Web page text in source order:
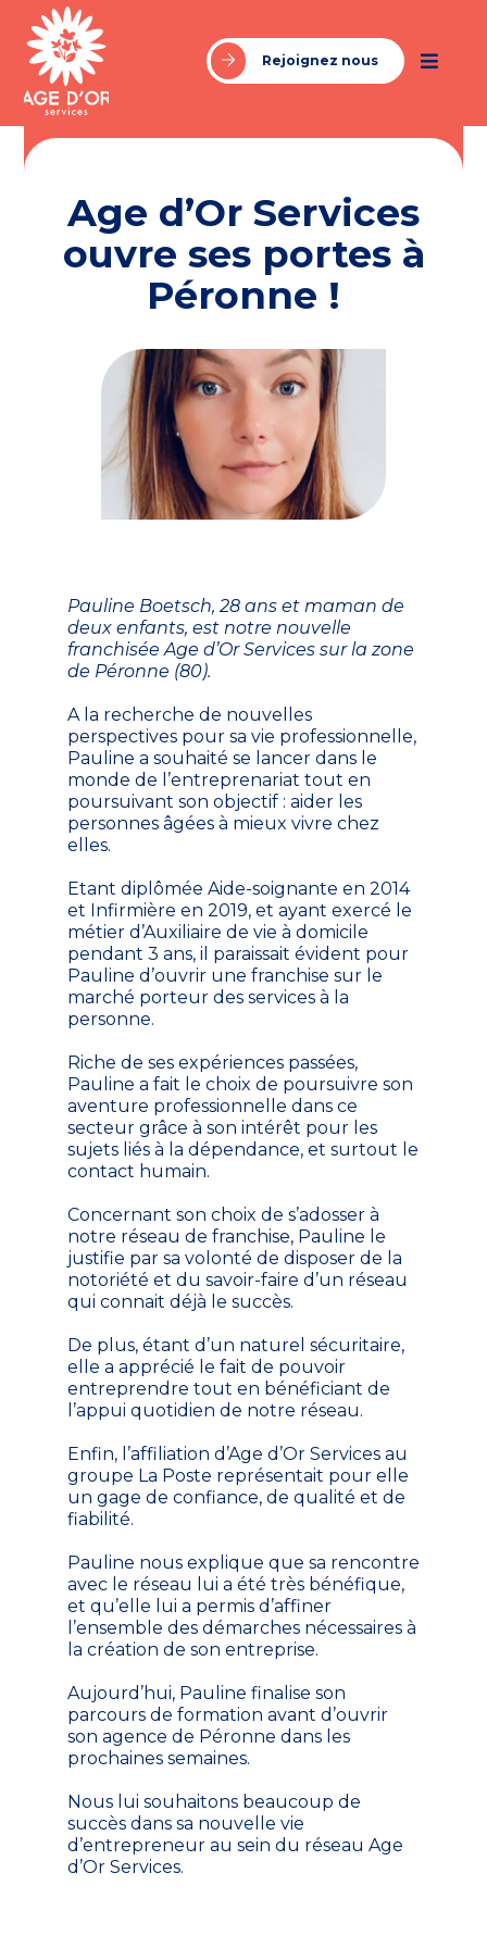
Rejoignez nous
Age d’Or Services
ouvre ses portes à
Péronne !
Pauline Boetsch, 28 ans et maman de
deux enfants, est notre nouvelle
franchisée Age d’Or Services sur la zone
de Péronne (80).
A la recherche de nouvelles
perspectives pour sa vie professionnelle,
Pauline a souhaité se lancer dans le
monde de l’entreprenariat tout en
poursuivant son objectif : aider les
personnes âgées à mieux vivre chez
elles.
Etant diplômée Aide-soignante en 2014
et Infirmière en 2019, et ayant exercé le
métier d’Auxiliaire de vie à domicile
pendant 3 ans, il paraissait évident pour
Pauline d’ouvrir une franchise sur le
marché porteur des services à la
personne.
Riche de ses expériences passées,
Pauline a fait le choix de poursuivre son
aventure professionnelle dans ce
secteur grâce à son intérêt pour les
sujets liés à la dépendance, et surtout le
contact humain.
Concernant son choix de s’adosser à
notre réseau de franchise, Pauline le
justifie par sa volonté de disposer de la
notoriété et du savoir-faire d’un réseau
qui connait déjà le succès.
De plus, étant d’un naturel sécuritaire,
elle a apprécié le fait de pouvoir
entreprendre tout en bénéficiant de
l’appui quotidien de notre réseau.
Enfin, l’affiliation d’Age d’Or Services au
groupe La Poste représentait pour elle
un gage de confiance, de qualité et de
fiabilité.
Pauline nous explique que sa rencontre
avec le réseau lui a été très bénéfique,
et qu’elle lui a permis d’affiner
l’ensemble des démarches nécessaires à
la création de son entreprise.
Aujourd’hui, Pauline finalise son
parcours de formation avant d’ouvrir
son agence de Péronne dans les
prochaines semaines.
Nous lui souhaitons beaucoup de
succès dans sa nouvelle vie
d’entrepreneur au sein du réseau Age
d’Or Services.